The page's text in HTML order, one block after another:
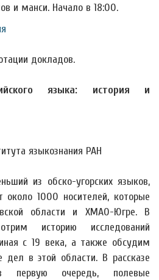
и манси. Начало в 18:00.
докладов.
языка: история и
языкознания РАН
из обско-угорских языков,
около 1000 носителей, которые
области и ХМАО-Югре. В
историю исследований
с 19 века, а также обсудим
дел в этой области. В рассказе
первую очередь, полевые